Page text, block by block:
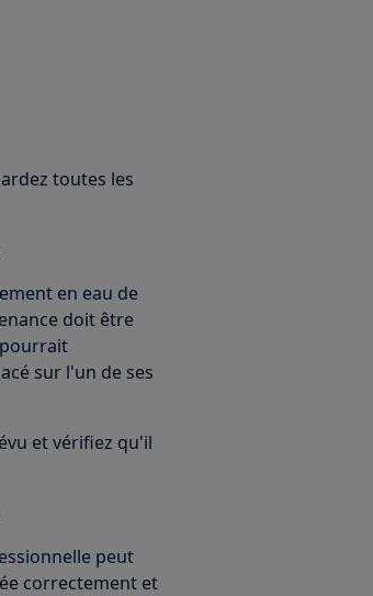
toutes les
en eau de
doit être
sur l'un de ses
et vérifiez qu'il
peut
correctement et